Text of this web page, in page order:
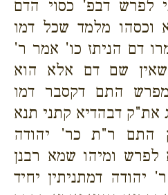
לפרש דבפ' כסוי הדם
וכסהו מלמד שכל דמו
דם הניתז כו' אמר ר'
שאין שם דם אלא הוא
התם דקסבר דמו
את"ק דבהדיא קתני תנא
התם ר"ת כר' יהודה
לפרש ומיהו שמא רבנן
יהודה דמתניתין יחיד